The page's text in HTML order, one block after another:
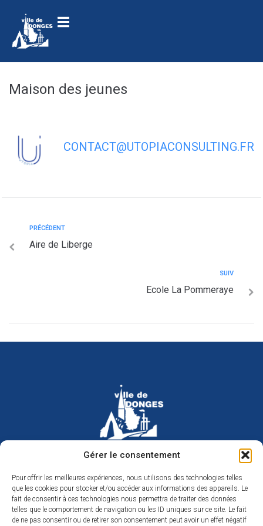
Gérer le consentement
Pour offrir les meilleures expériences, nous utilisons des technologies telles
que les cookies pour stocker et/ou accéder aux informations des appareils. Le
fait de consentir à ces technologies nous permettra de traiter des données
telles que le comportement de navigation ou les ID uniques sur ce site. Le fait
de ne pas consentir ou de retirer son consentement peut avoir un effet négatif
Maison des jeunes
CONTACT@UTOPIACONSULTING.FR
PRÉCÉDENT
Aire de Liberge
SUIV
Ecole La Pommeraye
Hôtel de ville de Donges
Place Armand Morvan
44480 Donges
02 40 45 79 79
Nous contacter
Horaires d’ouverture
Du lundi au jeudi de 9h à 12h et de 14h à 17h